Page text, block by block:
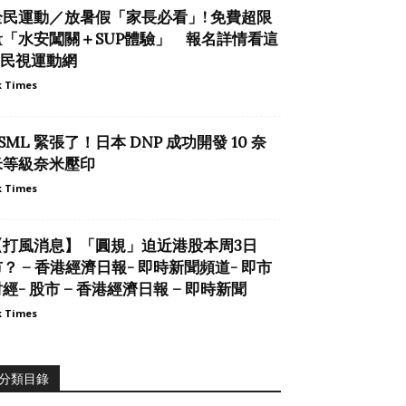
運動／放暑假「家長必看」! 免費超限
水安闖關＋SUP體驗」 報名詳情看這
視運動網
Times
緊張了！日本 DNP 成功開發 10 奈
級奈米壓印
Times
打風消息】「圓規」迫近港股本周3日
– 香港經濟日報- 即時新聞頻道- 即市
- 股市 – 香港經濟日報 – 即時新聞
Times
類目錄